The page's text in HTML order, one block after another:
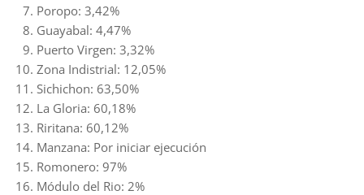
Poropo: 3,42%
Guayabal: 4,47%
Puerto Virgen: 3,32%
Zona Indistrial: 12,05%
Sichichon: 63,50%
La Gloria: 60,18%
Riritana: 60,12%
Manzana: Por iniciar ejecución
Romonero: 97%
Módulo del Rio: 2%